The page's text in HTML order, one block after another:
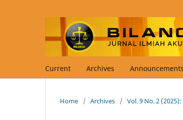
Current Archives Announcements
Home / Archives / Vol. 9 No. 2